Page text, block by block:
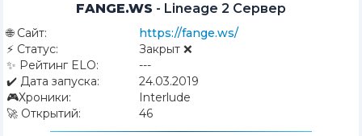
FANGE.WS - Lineage 2 Сервер
🌐 Сайт:
https://fange.ws/
⚡ Статус:
Закрыт ❌
✨ Рейтинг ELO:
---
✔️ Дата запуска:
24.03.2019
🎮Хроники:
Interlude
🚀 Открытий: 46